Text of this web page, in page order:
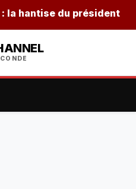
du président